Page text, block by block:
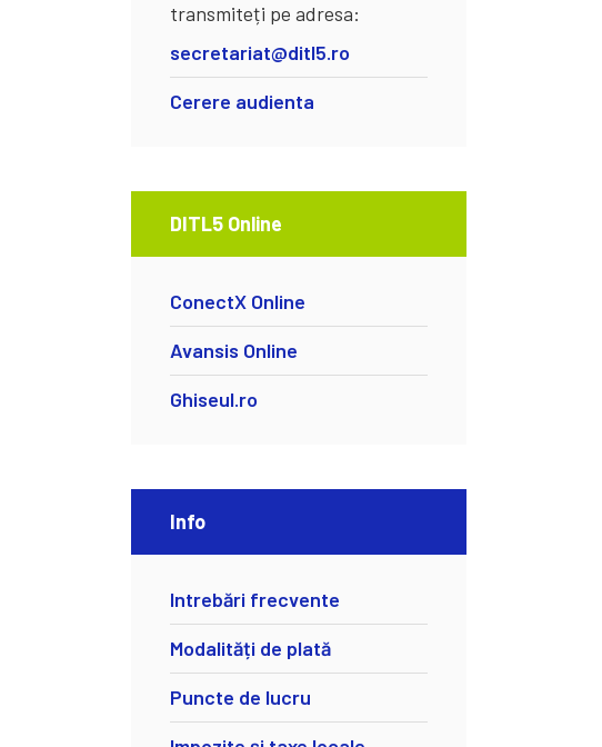
transmiteți pe adresa:
secretariat@ditl5.ro
Cerere audienta
DITL5 Online
ConectX Online
Avansis Online
Ghiseul.ro
Info
Intrebări frecvente
Modalități de plată
Puncte de lucru